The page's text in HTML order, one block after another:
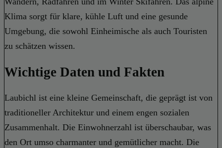
Klima sorgt für klare, kühle Luft und eine gesunde
Umgebung, die sowohl Einheimische als auch Touristen
zu schätzen wissen.
Wichtige Daten und Fakten
Laubichl ist eine kleine Gemeinschaft, die geprägt ist von
traditioneller Architektur und einem engen sozialen
Zusammenhalt. Die Einwohnerzahl ist überschaubar, was
den Ort umso charmanter und gemütlicher macht. Die